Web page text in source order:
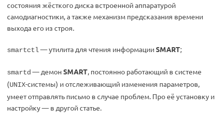
состояния жёсткого диска встроенной аппаратурой
самодиагностики, а также механизм предсказания времени
выхода его из строя.
smartctl— утилита для чтения информацииSMART;
smartd — демон SMART, постоянно работающий в системе
(UNIX-системы) и отслеживающий изменения параметров,
умеет отправлять письмо в случае проблем. Про её установку и
настройку — в другой статье.